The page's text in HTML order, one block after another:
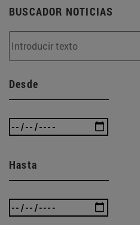
BUSCADOR NOTICIAS
Desde
Hasta